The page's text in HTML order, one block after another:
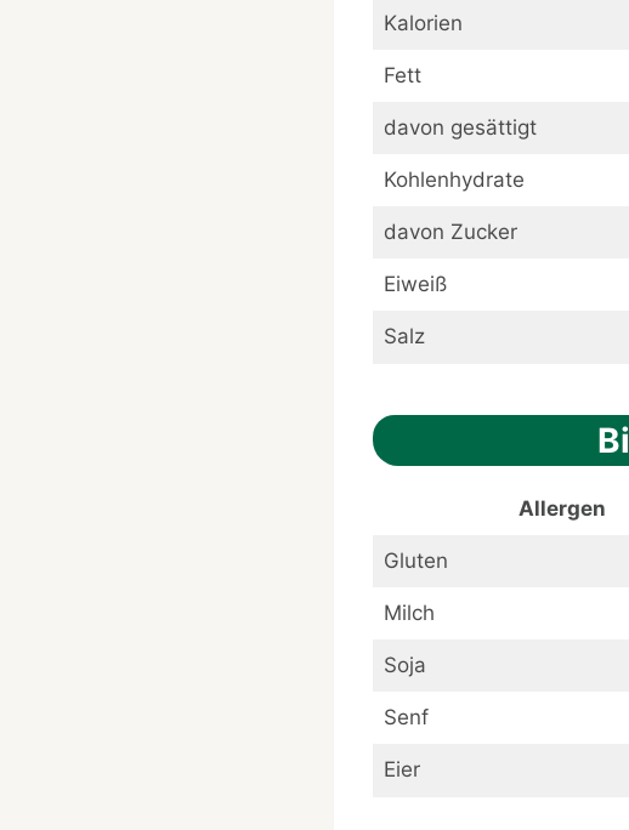
Kalorien
Fett
davon gesättigt
Kohlenhydrate
davon Zucker
Eiweiß
Salz
Allergen
Gluten
Milch
Soja
Senf
Eier